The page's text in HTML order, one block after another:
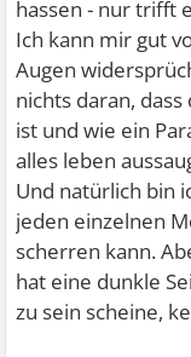
hassen - nur trifft
Ich kann mir gut
Augen
nichts daran,
ist und wie ein
alles leben
Und natürlich bin
jeden einzelnen
scherren kann.
hat eine dunkle
zu sein scheine,